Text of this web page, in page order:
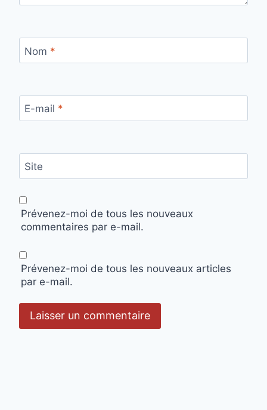
Nom *
E-mail *
Site
Prévenez-moi de tous les nouveaux
commentaires par e-mail.
Prévenez-moi de tous les nouveaux articles
par e-mail.